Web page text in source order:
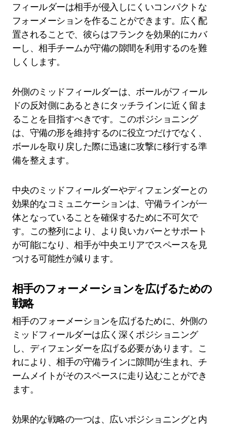
フィールダーは相手が侵入しにくいコンパクトな
フォーメーションを作ることができます。広く配
置されることで、彼らはフランクを効果的にカバ
ーし、相手チームが守備の隙間を利用するのを難
しくします。
外側のミッドフィールダーは、ボールがフィール
ドの反対側にあるときにタッチラインに近く留ま
ることを目指すべきです。このポジショニング
は、守備の形を維持するのに役立つだけでなく、
ボールを取り戻した際に迅速に攻撃に移行する準
備を整えます。
中央のミッドフィールダーやディフェンダーとの
効果的なコミュニケーションは、守備ラインが一
体となっていることを確保するために不可欠で
す。この整列により、より良いカバーとサポート
が可能になり、相手が中央エリアでスペースを見
つける可能性が減ります。
相手のフォーメーションを広げるための
戦略
相手のフォーメーションを広げるために、外側の
ミッドフィールダーは広く深くポジショニング
し、ディフェンダーを広げる必要があります。こ
れにより、相手の守備ラインに隙間が生まれ、チ
ームメイトがそのスペースに走り込むことができ
ます。
効果的な戦略の一つは、広いポジショニングと内